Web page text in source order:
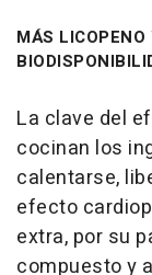
MÁS
La clave del
cocinan los
calentarse,
efecto
extra, por su
compuesto y